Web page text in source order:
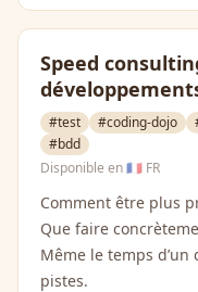
Speed
#test #coding-dojo
#bdd
Disponible en🇫🇷 FR
Comment être plus
Que faire
Même le temps
pistes.